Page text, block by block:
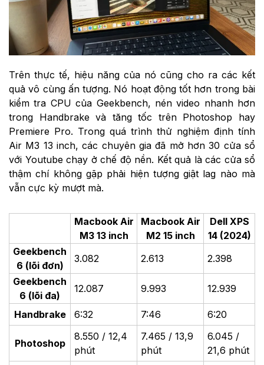
Trên thực tế, hiệu năng của nó cũng cho ra các kết
quả vô cùng ấn tượng. Nó hoạt động tốt hơn trong bài
kiểm tra CPU của Geekbench, nén video nhanh hơn
trong Handbrake và tăng tốc trên Photoshop hay
Premiere Pro. Trong quá trình thử nghiệm định tính
Air M3 13 inch, các chuyên gia đã mở hơn 30 cửa sổ
với Youtube chạy ở chế độ nền. Kết quả là các cửa sổ
thậm chí không gặp phải hiện tượng giật lag nào mà
vẫn cực kỳ mượt mà.
Macbook Air
M3 13 inch
Macbook Air
M2 15 inch
Dell XPS
14 (2024)
Geekbench
6 (lõi đơn)
3.082 2.613
2.398
Geekbench
6 (lõi đa)
12.087 9.993 12.939
Handbrake 6:32 7:46 6:20
Photoshop
8.550 / 12,4
phút
7.465 / 13,9
phút
6.045 /
21,6 phút